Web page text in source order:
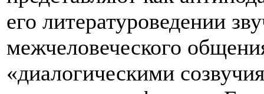
его литературоведении
межчеловеческого
«диалогическими